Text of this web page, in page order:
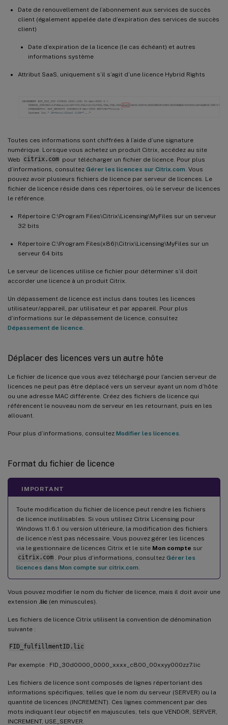
Date de renouvellement de l’abonnement aux services de succès
client (également appelée date d’expiration des services de succès
client)
Date d’expiration de la licence (le cas échéant) et autres
informations système
Attribut SaaS, uniquement s’il s’agit d’une licence Hybrid Rights
Toutes ces informations sont chiffrées à l’aide d’une signature
numérique. Lorsque vous achetez un produit Citrix, accédez au site
Web citrix.com pour télécharger un fichier de licence. Pour plus
d’informations, consultez Gérer les licences sur Citrix.com . Vous
pouvez avoir plusieurs fichiers de licence par serveur de licences. Le
fichier de licence réside dans ces répertoires, où le serveur de licences
le référence.
Répertoire C:\Program Files\Citrix\Licensing\MyFiles sur un serveur
32 bits
Répertoire C:\Program Files(x86)\Citrix\Licensing\MyFiles sur un
serveur 64 bits
Le serveur de licences utilise ce fichier pour déterminer s’il doit
accorder une licence à un produit Citrix.
Un dépassement de licence est inclus dans toutes les licences
utilisateur/appareil, par utilisateur et par appareil. Pour plus
d’informations sur le dépassement de licence, consultez
Dépassement de licence
Déplacer des licences vers un autre hôte
Le fichier de licence que vous avez téléchargé pour l’ancien serveur de
licences ne peut pas être déplacé vers un serveur ayant un nom d’hôte
ou une adresse MAC différente. Créez des fichiers de licence qui
référencent le nouveau nom de serveur en les retournant, puis en les
allouant.
Pour plus d’informations, consultez Modifier les licences
Format du fichier de licence
IMPORTANT
Toute modification du fichier de licence peut rendre les fichiers
de licence inutilisables. Si vous utilisez Citrix Licensing pour
Windows 11.6.1 ou version ultérieure, la modification des fichiers
de licence n’est pas nécessaire. Vous pouvez gérer les licences
via le gestionnaire de licences Citrix et le site Mon compte sur
citrix.com
. Pour plus d’informations, consultez Gérer les
licences dans Mon compte sur citrix.com
Vous pouvez modifier le nom du fichier de licence, mais il doit avoir une
extension .lic (en minuscules).
Les fichiers de licence Citrix utilisent la convention de dénomination
suivante :
FID_fulfillmentID.lic
Par exemple : FID_30d0000_0000_xxxx_c800_00xxyy000zz7.lic
Les fichiers de licence sont composés de lignes répertoriant des
informations spécifiques, telles que le nom du serveur (SERVER) ou la
quantité de licences (INCREMENT). Ces lignes commencent par des
mots indiquant leur objectif en majuscules, tels que VENDOR, SERVER,
INCREMENT, USE_SERVER.